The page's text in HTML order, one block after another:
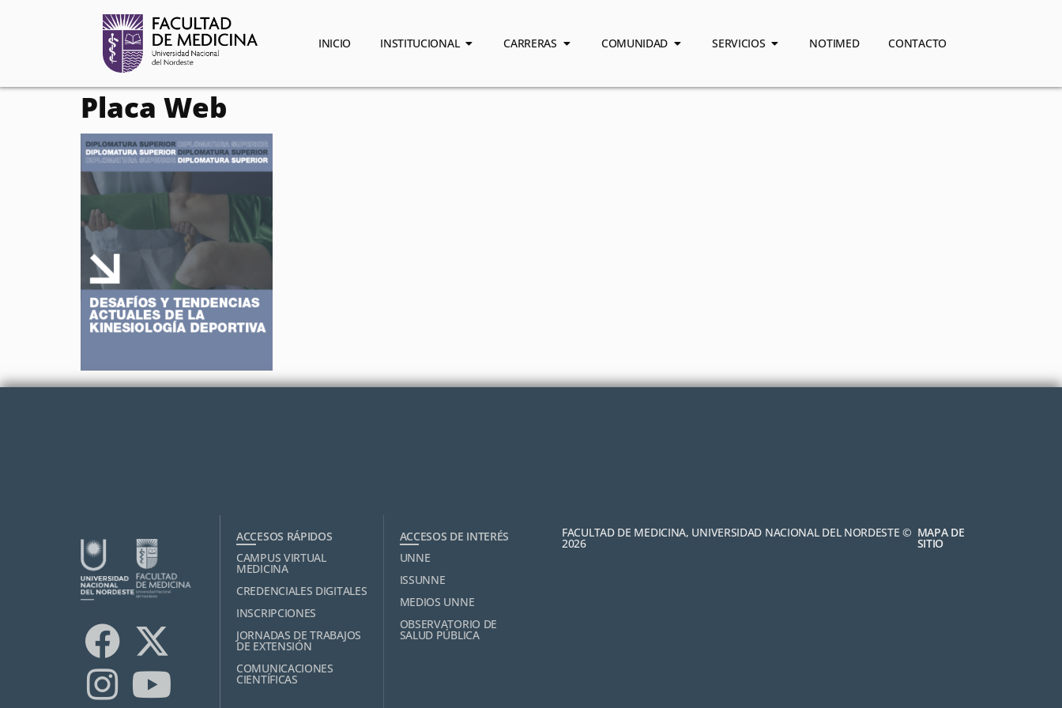
INICIO INSTITUCIONAL CARRERAS COMUNIDAD SERVICIOS NOTIMED CONTACTO
Placa Web
ACCESOS RÁPIDOS
CAMPUS VIRTUAL
MEDICINA
CREDENCIALES DIGITALES
INSCRIPCIONES
JORNADAS DE TRABAJOS
DE EXTENSIÓN
COMUNICACIONES
CIENTÍFICAS
ACCESOS DE INTERÉS
UNNE
ISSUNNE
MEDIOS UNNE
OBSERVATORIO DE
SALUD PÚBLICA
FACULTAD DE MEDICINA, UNIVERSIDAD NACIONAL DEL NORDESTE ©
2026
MAPA DE
SITIO